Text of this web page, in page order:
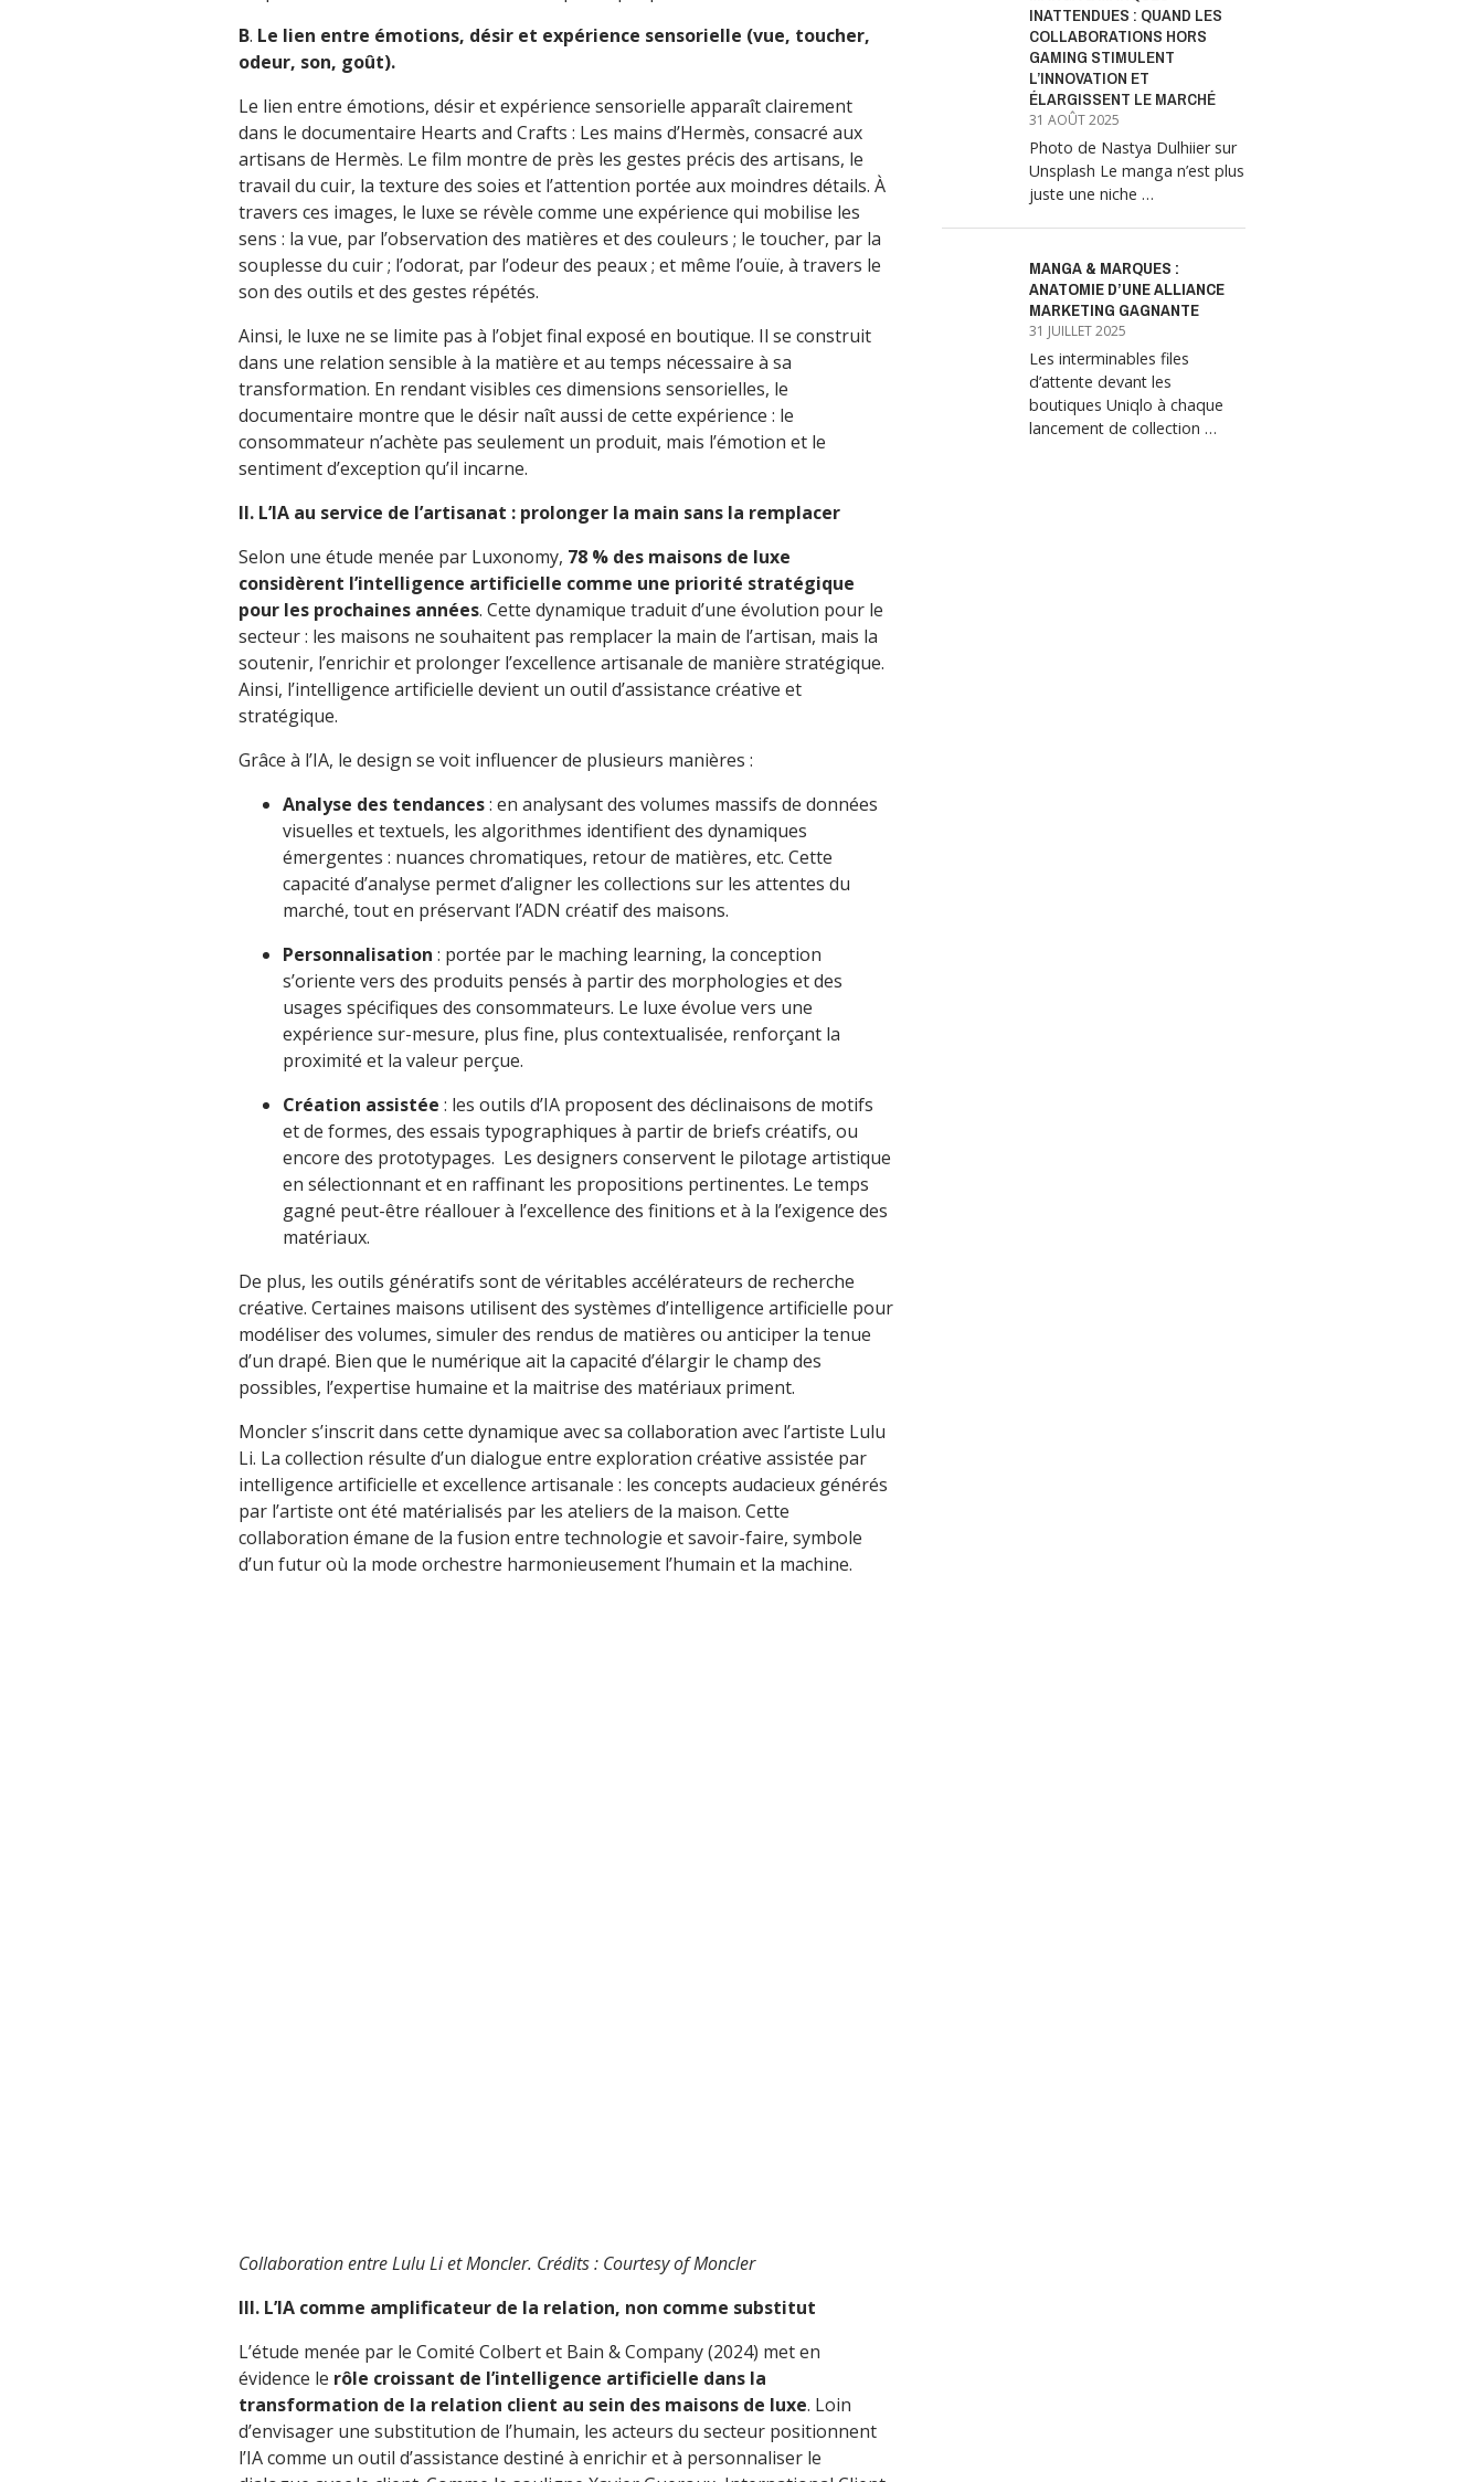
B. Le lien entre émotions, désir et expérience sensorielle (vue, toucher,
odeur, son, goût).
Le lien entre émotions, désir et expérience sensorielle apparaît clairement
dans le documentaire Hearts and Crafts : Les mains d’Hermès, consacré aux
artisans de Hermès. Le film montre de près les gestes précis des artisans, le
travail du cuir, la texture des soies et l’attention portée aux moindres détails. À
travers ces images, le luxe se révèle comme une expérience qui mobilise les
sens : la vue, par l’observation des matières et des couleurs ; le toucher, par la
souplesse du cuir ; l’odorat, par l’odeur des peaux ; et même l’ouïe, à travers le
son des outils et des gestes répétés.
Ainsi, le luxe ne se limite pas à l’objet final exposé en boutique. Il se construit
dans une relation sensible à la matière et au temps nécessaire à sa
transformation. En rendant visibles ces dimensions sensorielles, le
documentaire montre que le désir naît aussi de cette expérience : le
consommateur n’achète pas seulement un produit, mais l’émotion et le
sentiment d’exception qu’il incarne.
II. L’IA au service de l’artisanat : prolonger la main sans la remplacer
Selon une étude menée par Luxonomy, 78 % des maisons de luxe
considèrent l’intelligence artificielle comme une priorité stratégique
pour les prochaines années. Cette dynamique traduit d’une évolution pour le
secteur : les maisons ne souhaitent pas remplacer la main de l’artisan, mais la
soutenir, l’enrichir et prolonger l’excellence artisanale de manière stratégique.
Ainsi, l’intelligence artificielle devient un outil d’assistance créative et
stratégique.
Grâce à l’IA, le design se voit influencer de plusieurs manières :
Analyse des tendances: en analysant des volumes massifs de données
visuelles et textuels, les algorithmes identifient des dynamiques
émergentes : nuances chromatiques, retour de matières, etc. Cette
capacité d’analyse permet d’aligner les collections sur les attentes du
marché, tout en préservant l’ADN créatif des maisons.
Personnalisation : portée par le maching learning, la conception
s’oriente vers des produits pensés à partir des morphologies et des
usages spécifiques des consommateurs. Le luxe évolue vers une
expérience sur-mesure, plus fine, plus contextualisée, renforçant la
proximité et la valeur perçue.
Création assistée : les outils d’IA proposent des déclinaisons de motifs
et de formes, des essais typographiques à partir de briefs créatifs, ou
encore des prototypages. Les designers conservent le pilotage artistique
en sélectionnant et en raffinant les propositions pertinentes. Le temps
gagné peut-être réallouer à l’excellence des finitions et à la l’exigence des
matériaux.
De plus, les outils génératifs sont de véritables accélérateurs de recherche
créative. Certaines maisons utilisent des systèmes d’intelligence artificielle pour
modéliser des volumes, simuler des rendus de matières ou anticiper la tenue
d’un drapé. Bien que le numérique ait la capacité d’élargir le champ des
possibles, l’expertise humaine et la maitrise des matériaux priment.
Moncler s’inscrit dans cette dynamique avec sa collaboration avec l’artiste Lulu
Li. La collection résulte d’un dialogue entre exploration créative assistée par
intelligence artificielle et excellence artisanale : les concepts audacieux générés
par l’artiste ont été matérialisés par les ateliers de la maison. Cette
collaboration émane de la fusion entre technologie et savoir-faire, symbole
d’un futur où la mode orchestre harmonieusement l’humain et la machine.
Collaboration entre Lulu Li et Moncler. Crédits : Courtesy of Moncler
III. L’IA comme amplificateur de la relation, non comme substitut
L’étude menée par le Comité Colbert et Bain & Company (2024) met en
évidence le rôle croissant de l’intelligence artificielle dans la
transformation de la relation client au sein des maisons de luxe. Loin
d’envisager une substitution de l’humain, les acteurs du secteur positionnent
l’IA comme un outil d’assistance destiné à enrichir et à personnaliser le
INATTENDUES : QUAND LES
COLLABORATIONS HORS
GAMING STIMULENT
L’INNOVATION ET
ÉLARGISSENT LE MARCHÉ
31 AOÛT 2025
Photo de Nastya Dulhiier sur
Unsplash Le manga n’est plus
juste une niche …
MANGA & MARQUES :
ANATOMIE D’UNE ALLIANCE
MARKETING GAGNANTE
31 JUILLET 2025
Les interminables files
d’attente devant les
boutiques Uniqlo à chaque
lancement de collection …